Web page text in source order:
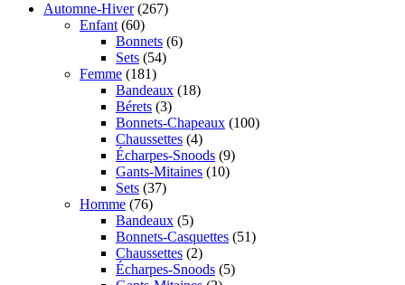
Automne-Hiver (267)
Enfant (60)
Bonnets (6)
Sets (54)
Femme (181)
Bandeaux (18)
Bérets (3)
Bonnets-Chapeaux (100)
Chaussettes (4)
Écharpes-Snoods (9)
Gants-Mitaines (10)
Sets (37)
Homme (76)
Bandeaux (5)
Bonnets-Casquettes (51)
Chaussettes (2)
Écharpes-Snoods (5)